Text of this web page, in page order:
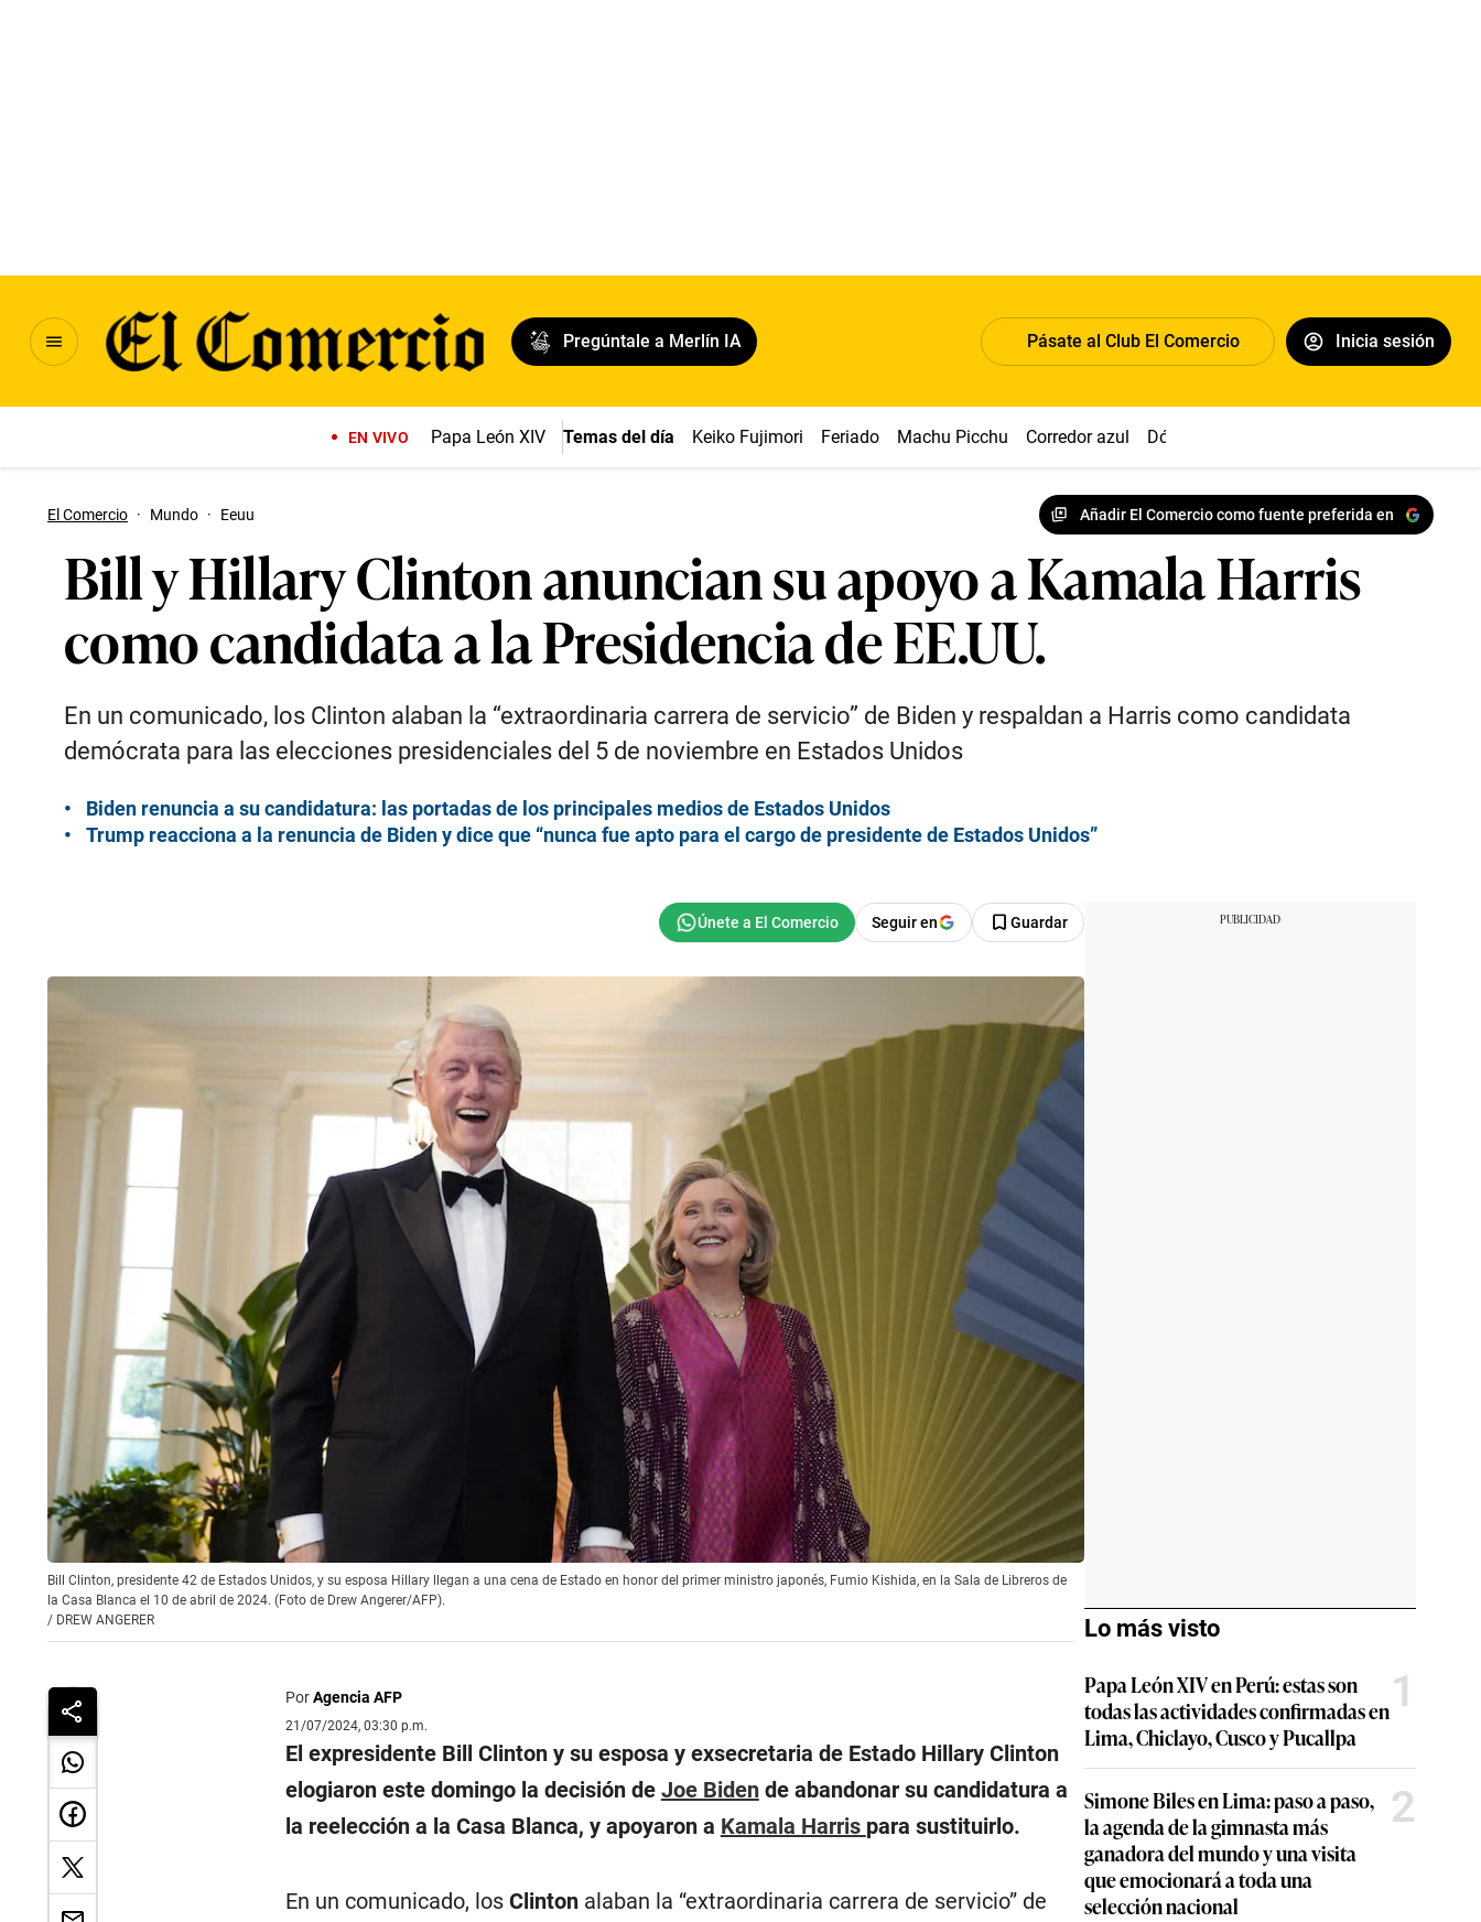
Pregúntale a Merlín IA Pásate al Club El Comercio Inicia sesión
EN VIVO Papa León XIV Temas del día Keiko Fujimori Feriado Machu Picchu Corredor azul Dólar
El Comercio · Mundo · Eeuu Añadir El Comercio como fuente preferida en
Bill y Hillary Clinton anuncian su apoyo a Kamala Harris
como candidata a la Presidencia de EE.UU.
En un comunicado, los Clinton alaban la “extraordinaria carrera de servicio” de Biden y respaldan a Harris como candidata
demócrata para las elecciones presidenciales del 5 de noviembre en Estados Unidos
Biden renuncia a su candidatura: las portadas de los principales medios de Estados Unidos
Trump reacciona a la renuncia de Biden y dice que “nunca fue apto para el cargo de presidente de Estados Unidos”
Seguir en Guardar
Bill Clinton, presidente 42 de Estados Unidos, y su esposa Hillary llegan a una cena de Estado en honor del primer ministro japonés, Fumio Kishida, en la Sala de Libreros de
la Casa Blanca el 10 de abril de 2024. (Foto de Drew Angerer/AFP).
/ DREW ANGERER
PorAgencia AFP
21/07/2024, 03:30 p.m.
El expresidente Bill Clinton y su esposa y exsecretaria de Estado Hillary Clinton
elogiaron este domingo la decisión de Joe Bidende abandonar su candidatura a
la reelección a la Casa Blanca, y apoyaron a Kamala Harris para sustituirlo.
En un comunicado, los Clintonalaban la “extraordinaria carrera de servicio” de
Lo más visto
Papa León XIV en Perú: estas son
todas las actividades confirmadas en
Lima, Chiclayo, Cusco y Pucallpa
1
Simone Biles en Lima: paso a paso,
la agenda de la gimnasta más
ganadora del mundo y una visita
que emocionará a toda una
selección nacional
2